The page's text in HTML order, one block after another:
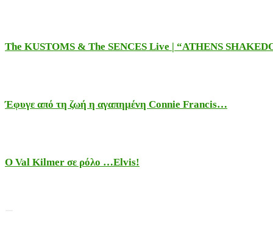
The KUSTOMS & The SENCES Live | “ATHENS
Έφυγε από τη ζωή η αγαπημένη Connie Francis…
Ο Val Kilmer σε ρόλο …Elvis!